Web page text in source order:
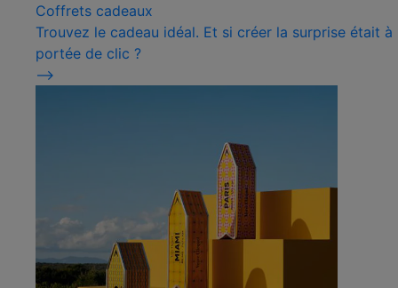
Coffrets cadeaux
Trouvez le cadeau idéal. Et si créer la surprise était à
portée de clic ?
⟶